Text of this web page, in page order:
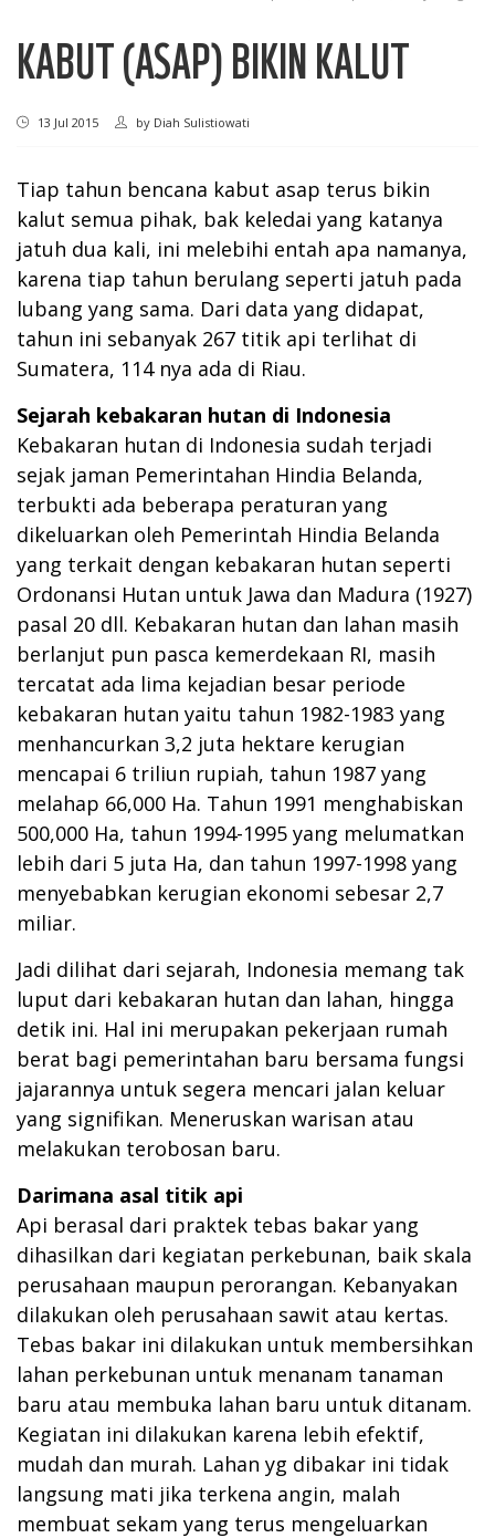
KABUT (ASAP) BIKIN KALUT
13 Jul 2015 by Diah Sulistiowati
Tiap tahun bencana kabut asap terus bikin
kalut semua pihak, bak keledai yang katanya
jatuh dua kali, ini melebihi entah apa namanya,
karena tiap tahun berulang seperti jatuh pada
lubang yang sama. Dari data yang didapat,
tahun ini sebanyak 267 titik api terlihat di
Sumatera, 114 nya ada di Riau.
Sejarah kebakaran hutan di Indonesia
Kebakaran hutan di Indonesia sudah terjadi
sejak jaman Pemerintahan Hindia Belanda,
terbukti ada beberapa peraturan yang
dikeluarkan oleh Pemerintah Hindia Belanda
yang terkait dengan kebakaran hutan seperti
Ordonansi Hutan untuk Jawa dan Madura (1927)
pasal 20 dll. Kebakaran hutan dan lahan masih
berlanjut pun pasca kemerdekaan RI, masih
tercatat ada lima kejadian besar periode
kebakaran hutan yaitu tahun 1982-1983 yang
menhancurkan 3,2 juta hektare kerugian
mencapai 6 triliun rupiah, tahun 1987 yang
melahap 66,000 Ha. Tahun 1991 menghabiskan
500,000 Ha, tahun 1994-1995 yang melumatkan
lebih dari 5 juta Ha, dan tahun 1997-1998 yang
menyebabkan kerugian ekonomi sebesar 2,7
miliar.
Jadi dilihat dari sejarah, Indonesia memang tak
luput dari kebakaran hutan dan lahan, hingga
detik ini. Hal ini merupakan pekerjaan rumah
berat bagi pemerintahan baru bersama fungsi
jajarannya untuk segera mencari jalan keluar
yang signifikan. Meneruskan warisan atau
melakukan terobosan baru.
Darimana asal titik api
Api berasal dari praktek tebas bakar yang
dihasilkan dari kegiatan perkebunan, baik skala
perusahaan maupun perorangan. Kebanyakan
dilakukan oleh perusahaan sawit atau kertas.
Tebas bakar ini dilakukan untuk membersihkan
lahan perkebunan untuk menanam tanaman
baru atau membuka lahan baru untuk ditanam.
Kegiatan ini dilakukan karena lebih efektif,
mudah dan murah. Lahan yg dibakar ini tidak
langsung mati jika terkena angin, malah
membuat sekam yang terus mengeluarkan